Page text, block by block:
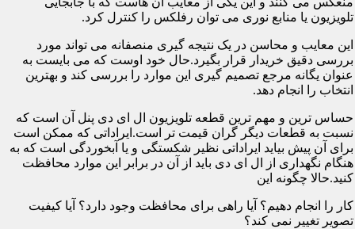
تلویزیون یا منابع نوری می توان رفلکس را کنترل کرد.
این معایب و محاسن در یک نتیجه گیری منصفانه می تواند مورد
بررسی دقیق خریدار قرار بگیرد.حال خود اوست که می بایست به
عنوان یگانه مرجع تصمیم گیری این موارد را بررسی کند و بهترین
انتخاب را انجام دهد.
حساس ترین و مهم ترین قطعه تلویزیون ال ای دی پنل آن است که
نسبت به قطعات دیگر گران قیمت تر است.ایراداتی که ممکن است
برای آن پیش بیاید ایراداتی نظیر شکستگی و یا آبخوردگی است که به
هنگام نگهداری از ال ای دی باید از آن در برابر این موارد محافظت
کنید.حالا چگونه این
کار را انجام دهیم؟ آیا راهی برای محافظت وجود دارد؟ آیا کیفیت
تصویر تغییر نمی کند؟